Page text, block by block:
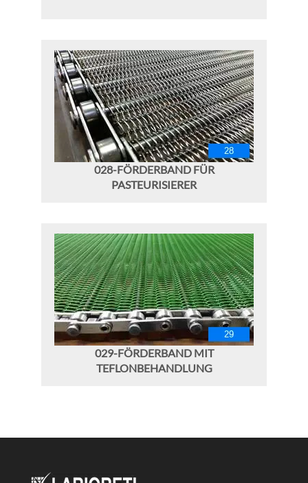
028-FÖRDERBAND FÜR
PASTEURISIERER
029-FÖRDERBAND MIT
TEFLONBEHANDLUNG